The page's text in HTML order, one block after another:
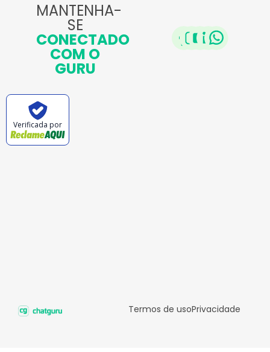
MANTENHA-
SE
CONECTADO
COM O
GURU
Verificada por
Termos de usoPrivacidade